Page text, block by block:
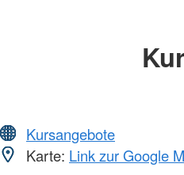
Kursangebote
Karte: Link zur Google